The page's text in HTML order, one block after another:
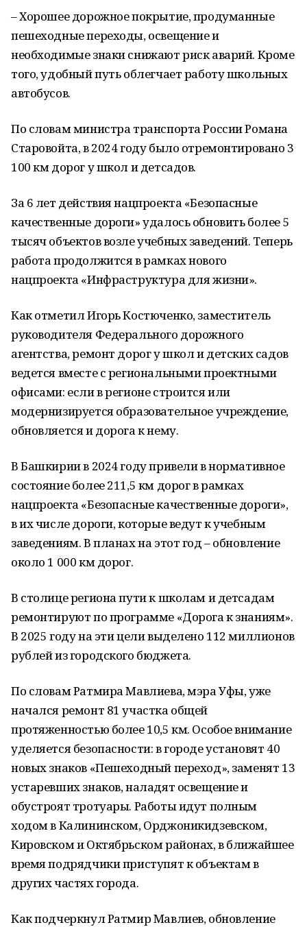
– Хорошее дорожное покрытие, продуманные
пешеходные переходы, освещение и
необходимые знаки снижают риск аварий. Кроме
того, удобный путь облегчает работу школьных
автобусов.
По словам министра транспорта России Романа
Старовойта, в 2024 году было отремонтировано 3
100 км дорог у школ и детсадов.
За 6 лет действия нацпроекта «Безопасные
качественные дороги» удалось обновить более 5
тысяч объектов возле учебных заведений. Теперь
работа продолжится в рамках нового
нацпроекта «Инфраструктура для жизни».
Как отметил Игорь Костюченко, заместитель
руководителя Федерального дорожного
агентства, ремонт дорог у школ и детских садов
ведется вместе с региональными проектными
офисами: если в регионе строится или
модернизируется образовательное учреждение,
обновляется и дорога к нему.
В Башкирии в 2024 году привели в нормативное
состояние более 211,5 км дорог в рамках
нацпроекта «Безопасные качественные дороги»,
в их числе дороги, которые ведут к учебным
заведениям. В планах на этот год – обновление
около 1 000 км дорог.
В столице региона пути к школам и детсадам
ремонтируют по программе «Дорога к знаниям».
В 2025 году на эти цели выделено 112 миллионов
рублей из городского бюджета.
По словам Ратмира Мавлиева, мэра Уфы, уже
начался ремонт 81 участка общей
протяженностью более 10,5 км. Особое внимание
уделяется безопасности: в городе установят 40
новых знаков «Пешеходный переход», заменят 13
устаревших знаков, наладят освещение и
обустроят тротуары. Работы идут полным
ходом в Калининском, Орджоникидзевском,
Кировском и Октябрьском районах, в ближайшее
время подрядчики приступят к объектам в
других частях города.
Как подчеркнул Ратмир Мавлиев, обновление